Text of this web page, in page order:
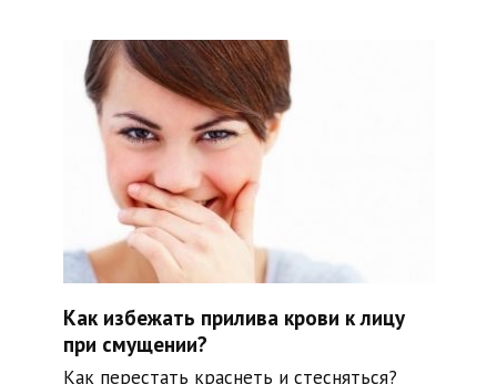
Как избежать прилива крови к лицу
при смущении?
Как перестать краснеть и стесняться?